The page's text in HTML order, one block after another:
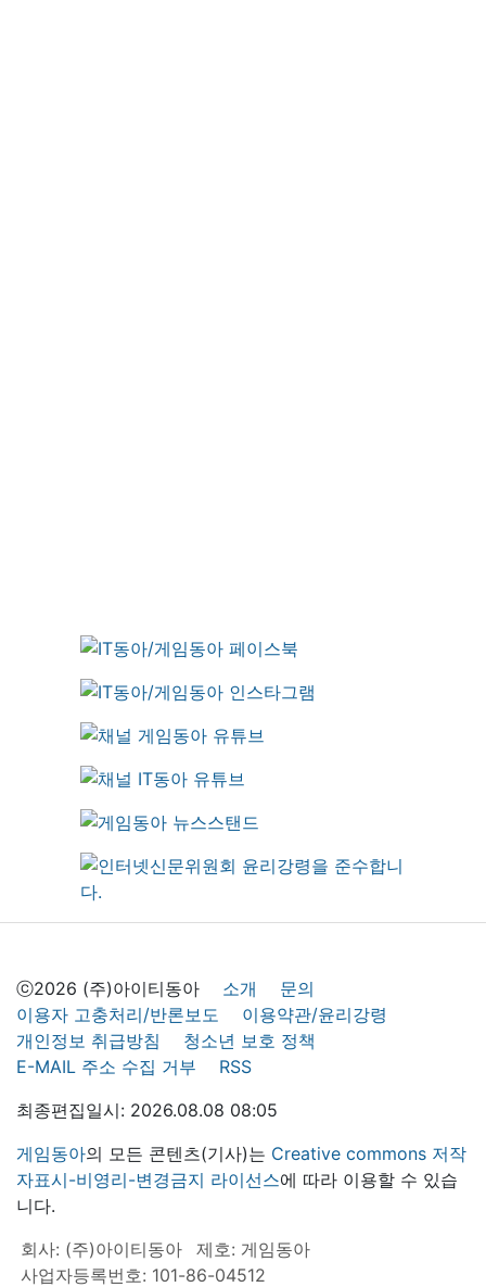
ⓒ2026 (주)아이티동아 소개
문의
이용자 고충처리/반론보도
이용약관/윤리강령
개인정보 취급방침
청소년 보호 정책
E-MAIL 주소 수집 거부
RSS
최종편집일시: 2026.08.08 08:05
게임동아의 모든 콘텐츠(기사)는 Creative commons 저작
자표시-비영리-변경금지 라이선스에 따라 이용할 수 있습
니다.
회사: (주)아이티동아
제호: 게임동아
사업자등록번호: 101-86-04512